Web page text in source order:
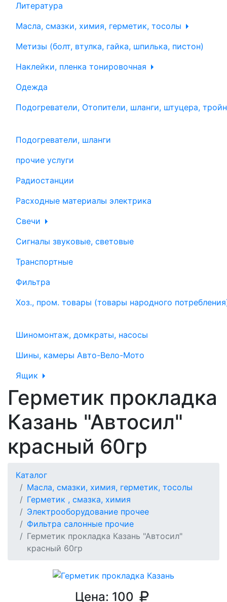
Литература
Масла, смазки, химия, герметик, тосолы
Метизы (болт, втулка, гайка, шпилька, пистон)
Наклейки, пленка тонировочная
Одежда
Подогреватели, Отопители, шланги, штуцера,
Подогреватели, шланги
прочие услуги
Радиостанции
Расходные материалы электрика
Свечи
Сигналы звуковые, световые
Транспортные
Фильтра
Хоз., пром. товары (товары народного
Шиномонтаж, домкраты, насосы
Шины, камеры Авто-Вело-Мото
Ящик
Герметик прокладка
Казань "Автосил"
красный 60гр
Каталог
Масла, смазки, химия, герметик, тосолы
Герметик , смазка, химия
Электрооборудование прочее
Фильтра салонные прочие
Герметик прокладка Казань "Автосил"
красный 60гр
Цена: 100